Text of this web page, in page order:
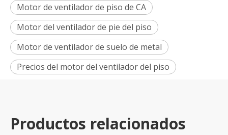
Motor de ventilador de piso de CA
Motor del ventilador de pie del piso
Motor de ventilador de suelo de metal
Precios del motor del ventilador del piso
Productos relacionados